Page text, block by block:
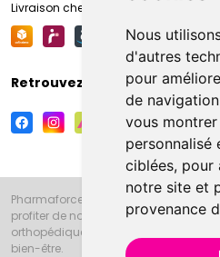
Nous
d'autres
pour
de
vous
personnalisé
ciblées, pour
notre site et
provenance
Livraison chez votre commerçant
Retrouvez-nous sur vos
Pharmaforce.fr et la Grande
profiter de notre accueil, de nos
orthopédiques, homéopathiques,
bien-être.